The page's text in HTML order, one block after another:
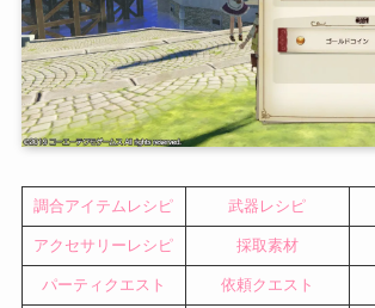
調合アイテムレシピ 武器レシピ
アクセサリーレシピ 採取素材
パーティクエスト 依頼クエスト